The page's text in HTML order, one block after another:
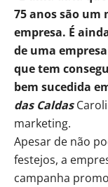
75 anos são um
empresa. É
de uma
que tem
bem sucedida
das Caldas
marketing.
Apesar de não
festejos, a
campanha